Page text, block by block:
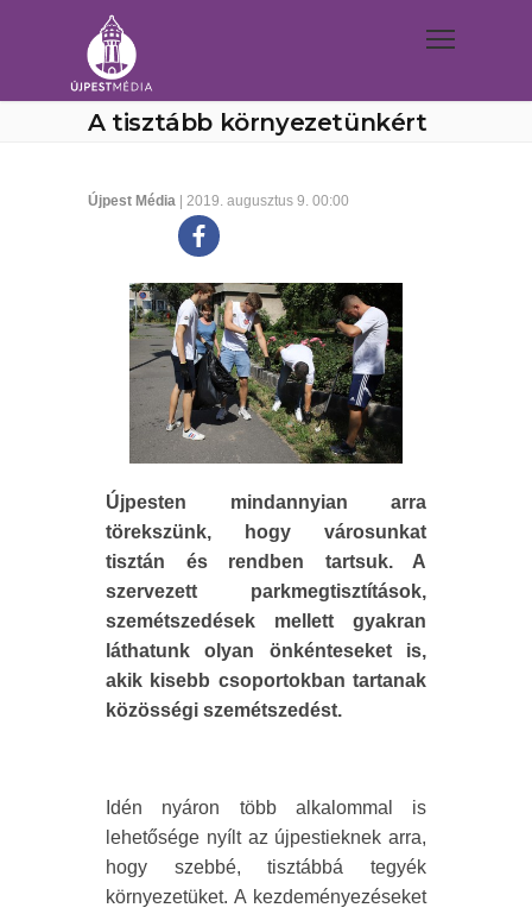
A tisztább környezetünkért
Újpest Média | 2019. augusztus 9. 00:00
Újpesten mindannyian arra
törekszünk, hogy városunkat
tisztán és rendben tartsuk. A
szervezett parkmegtisztítások,
szemétszedések mellett gyakran
láthatunk olyan önkénteseket is,
akik kisebb csoportokban tartanak
közösségi szemétszedést.
Idén nyáron több alkalommal is
lehetősége nyílt az újpestieknek arra,
hogy szebbé, tisztábbá tegyék
környezetüket. A kezdeményezéseket